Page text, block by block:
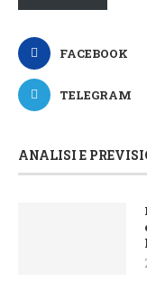
FACEBOOK
TELEGRAM
ANALISI E